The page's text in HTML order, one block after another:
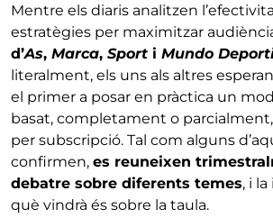
Mentre els diaris analitzen
estratègies per maximitzar
d’As, Marca, Sport i Mundo
literalment, els uns als altres
el primer a posar en pràctica un
basat, completament o
per subscripció. Tal com alguns
confirmen, es reuneixen
debatre sobre diferents temes, i
què vindrà és sobre la taula.